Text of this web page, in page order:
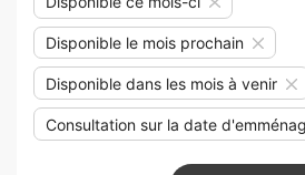
Disponible le mois prochain
Disponible dans les mois à venir
Consultation sur la date